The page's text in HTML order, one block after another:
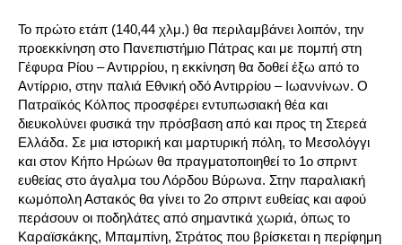
Το πρώτο ετάπ (140,44 χλμ.) θα περιλαμβάνει λοιπόν, την
προεκκίνηση στο Πανεπιστήμιο Πάτρας και με πομπή στη
Γέφυρα Ρίου – Αντιρρίου, η εκκίνηση θα δοθεί έξω από το
Αντίρριο, στην παλιά Εθνική οδό Αντιρρίου – Ιωαννίνων. Ο
Πατραϊκός Κόλπος προσφέρει εντυπωσιακή θέα και
διευκολύνει φυσικά την πρόσβαση από και προς τη Στερεά
Ελλάδα. Σε μια ιστορική και μαρτυρική πόλη, το Μεσολόγγι
και στον Κήπο Ηρώων θα πραγματοποιηθεί το 1ο σπριντ
ευθείας στο άγαλμα του Λόρδου Βύρωνα. Στην παραλιακή
κωμόπολη Αστακός θα γίνει το 2ο σπριντ ευθείας και αφού
περάσουν οι ποδηλάτες από σημαντικά χωριά, όπως το
Καραϊσκάκης, Μπαμπίνη, Στράτος που βρίσκεται η περίφημη